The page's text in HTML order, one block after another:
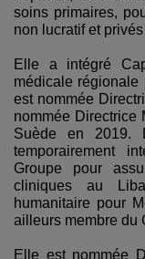
soins primaires,
non lucratif et
Elle a intégré
médicale
est nommée
nommée Directrice
Suède en 2019.
temporairement
Groupe pour
cliniques au
humanitaire pour
ailleurs membre du
Elle est nommée